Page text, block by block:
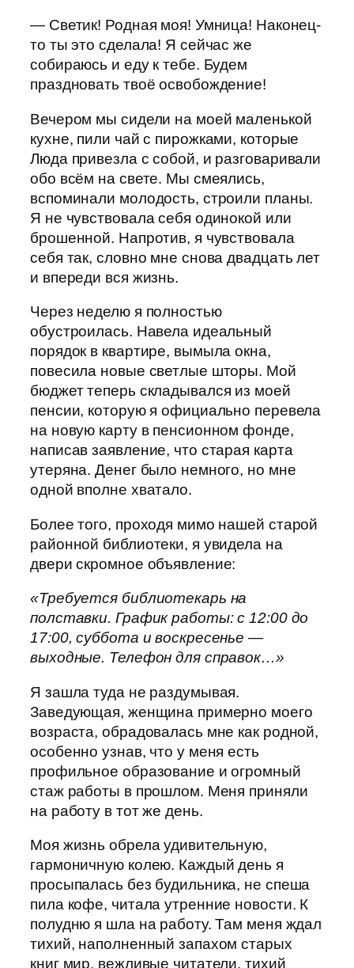
— Светик! Родная моя! Умница! Наконец-
то ты это сделала! Я сейчас же
собираюсь и еду к тебе. Будем
праздновать твоё освобождение!
Вечером мы сидели на моей маленькой
кухне, пили чай с пирожками, которые
Люда привезла с собой, и разговаривали
обо всём на свете. Мы смеялись,
вспоминали молодость, строили планы.
Я не чувствовала себя одинокой или
брошенной. Напротив, я чувствовала
себя так, словно мне снова двадцать лет
и впереди вся жизнь.
Через неделю я полностью
обустроилась. Навела идеальный
порядок в квартире, вымыла окна,
повесила новые светлые шторы. Мой
бюджет теперь складывался из моей
пенсии, которую я официально перевела
на новую карту в пенсионном фонде,
написав заявление, что старая карта
утеряна. Денег было немного, но мне
одной вполне хватало.
Более того, проходя мимо нашей старой
районной библиотеки, я увидела на
двери скромное объявление:
«Требуется библиотекарь на
полставки. График работы: с 12:00 до
17:00, суббота и воскресенье —
выходные. Телефон для справок…»
Я зашла туда не раздумывая.
Заведующая, женщина примерно моего
возраста, обрадовалась мне как родной,
особенно узнав, что у меня есть
профильное образование и огромный
стаж работы в прошлом. Меня приняли
на работу в тот же день.
Моя жизнь обрела удивительную,
гармоничную колею. Каждый день я
просыпалась без будильника, не спеша
пила кофе, читала утренние новости. К
полудню я шла на работу. Там меня ждал
тихий, наполненный запахом старых
книг мир, вежливые читатели, тихий